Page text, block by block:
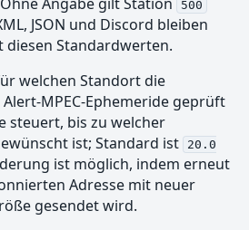
500
JSON und Discord bleiben
diesen Standardwerten.
welchen Standort die
MPEC-Ephemeride geprüft
steuert, bis zu welcher
ist; Standard ist
20.0
ist möglich, indem erneut
Adresse mit neuer
gesendet wird.